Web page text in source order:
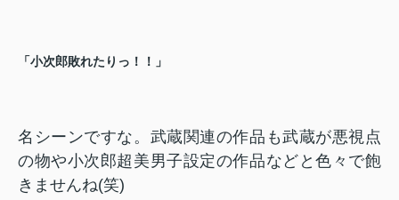
「小次郎敗れたりっ！！」
名シーンですな。武蔵関連の作品も武蔵が悪視点
の物や小次郎超美男子設定の作品などと色々で飽
きませんね(笑)